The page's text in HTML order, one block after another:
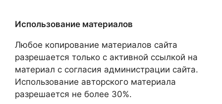
Использование материалов
Любое копирование материалов сайта
разрешается только с активной ссылкой на
материал с согласия администрации сайта.
Использование авторского материала
разрешается не более 30%.